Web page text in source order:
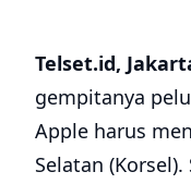
Telset.id,
gempitanya
Apple harus
Selatan